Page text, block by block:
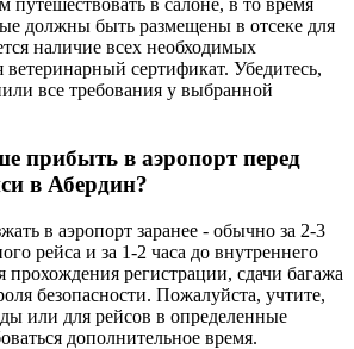
в салоне, в то время
должны быть размещены в отсеке для
наличие всех необходимых
сертификат. Убедитесь,
все требования у выбранной
прибыть в аэропорт перед
в Абердин?
в аэропорт заранее - обычно за 2-3
рейса и за 1-2 часа до внутреннего
регистрации, сдачи багажа
безопасности. Пожалуйста, учтите,
или для рейсов в определенные
дополнительное время.